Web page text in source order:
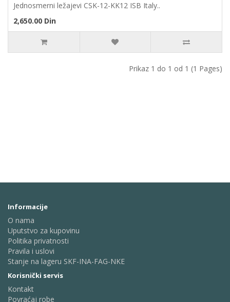
Jednosmerni ležajevi CSK-12-KK12 ISB Italy..
2,650.00 Din
Prikaz 1 do 1 od 1 (1 Pages)
Informacije
O nama
Uputstvo za kupovinu
Politika privatnosti
Pravila i uslovi
Stanje na lageru SKF-INA-FAG-NKE
Korisnički servis
Kontakt
Povraćaj robe